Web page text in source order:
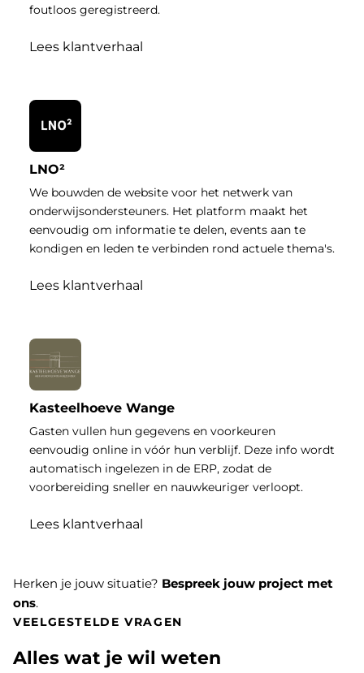
foutloos geregistreerd.
Lees klantverhaal
LNO²
We bouwden de website voor het netwerk van
onderwijsondersteuners. Het platform maakt het
eenvoudig om informatie te delen, events aan te
kondigen en leden te verbinden rond actuele thema's.
Lees klantverhaal
Kasteelhoeve Wange
Gasten vullen hun gegevens en voorkeuren
eenvoudig online in vóór hun verblijf. Deze info wordt
automatisch ingelezen in de ERP, zodat de
voorbereiding sneller en nauwkeuriger verloopt.
Lees klantverhaal
Herken je jouw situatie? Bespreek jouw project met
ons.
VEELGESTELDE VRAGEN
Alles wat je wil weten